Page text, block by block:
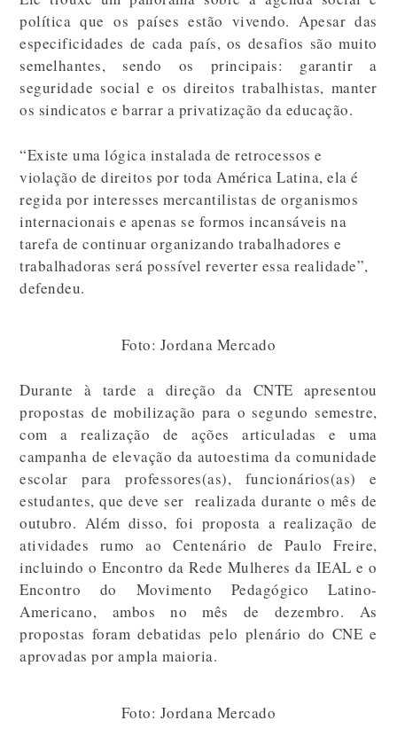
política que os países estão vivendo. Apesar das
especificidades de cada país, os desafios são muito
semelhantes, sendo os principais: garantir a
seguridade social e os direitos trabalhistas, manter
os sindicatos e barrar a privatização da educação.
“Existe uma lógica instalada de retrocessos e
violação de direitos por toda América Latina, ela é
regida por interesses mercantilistas de organismos
internacionais e apenas se formos incansáveis na
tarefa de continuar organizando trabalhadores e
trabalhadoras será possível reverter essa realidade”,
defendeu.
Foto: Jordana Mercado
Durante à tarde a direção da CNTE apresentou
propostas de mobilização para o segundo semestre,
com a realização de ações articuladas e uma
campanha de elevação da autoestima da comunidade
escolar para professores(as), funcionários(as) e
estudantes, que deve ser realizada durante o mês de
outubro. Além disso, foi proposta a realização de
atividades rumo ao Centenário de Paulo Freire,
incluindo o Encontro da Rede Mulheres da IEAL e o
Encontro do Movimento Pedagógico Latino-
Americano, ambos no mês de dezembro. As
propostas foram debatidas pelo plenário do CNE e
aprovadas por ampla maioria.
Foto: Jordana Mercado